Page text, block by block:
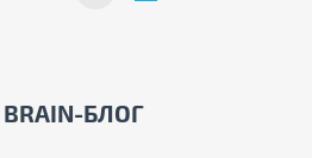
BRAIN-БЛОГ